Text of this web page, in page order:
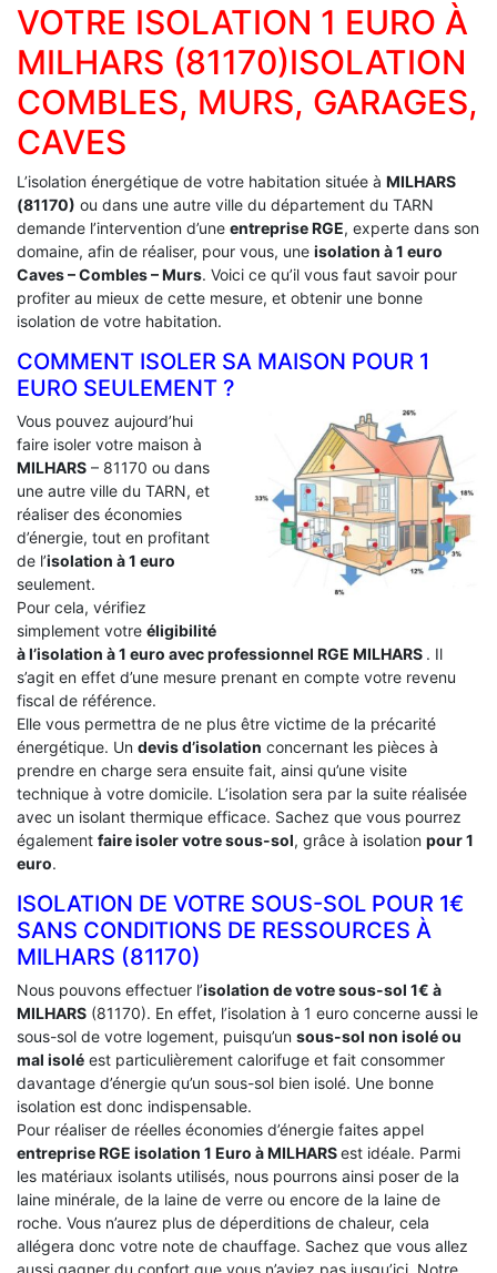
VOTRE ISOLATION 1 EURO À
MILHARS (81170)ISOLATION
COMBLES, MURS, GARAGES,
CAVES
L’isolation énergétique de votre habitation située à MILHARS
(81170) ou dans une autre ville du département du TARN
demande l’intervention d’une entreprise RGE, experte dans son
domaine, afin de réaliser, pour vous, une isolation à 1 euro
Caves – Combles – Murs. Voici ce qu’il vous faut savoir pour
profiter au mieux de cette mesure, et obtenir une bonne
isolation de votre habitation.
COMMENT ISOLER SA MAISON POUR 1
EURO SEULEMENT ?
Vous pouvez aujourd’hui
faire isoler votre maison à
MILHARS – 81170 ou dans
une autre ville du TARN, et
réaliser des économies
d’énergie, tout en profitant
de l’isolation à 1 euro
seulement.
Pour cela, vérifiez
simplement votre éligibilité
à l’isolation à 1 euro avec professionnel RGE MILHARS . Il
s’agit en effet d’une mesure prenant en compte votre revenu
fiscal de référence.
Elle vous permettra de ne plus être victime de la précarité
énergétique. Un devis d’isolation concernant les pièces à
prendre en charge sera ensuite fait, ainsi qu’une visite
technique à votre domicile. L’isolation sera par la suite réalisée
avec un isolant thermique efficace. Sachez que vous pourrez
également faire isoler votre sous-sol, grâce à isolation pour 1
euro.
ISOLATION DE VOTRE SOUS-SOL POUR 1€
SANS CONDITIONS DE RESSOURCES À
‎MILHARS (81170)
Nous pouvons effectuer l’isolation de votre sous-sol 1€ à
MILHARS (81170). En effet, l’isolation à 1 euro concerne aussi le
sous-sol de votre logement, puisqu’un sous-sol non isolé ou
mal isolé est particulièrement calorifuge et fait consommer
davantage d’énergie qu’un sous-sol bien isolé. Une bonne
isolation est donc indispensable.
Pour réaliser de réelles économies d’énergie faites appel
entreprise RGE isolation 1 Euro à MILHARSest idéale. Parmi
les matériaux isolants utilisés, nous pourrons ainsi poser de la
laine minérale, de la laine de verre ou encore de la laine de
roche. Vous n’aurez plus de déperditions de chaleur, cela
allégera donc votre note de chauffage. Sachez que vous allez
aussi gagner du confort que vous n’aviez pas jusqu’ici. Notre